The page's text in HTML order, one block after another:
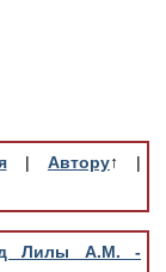
| Автору↑
|
Лилы А.М. -